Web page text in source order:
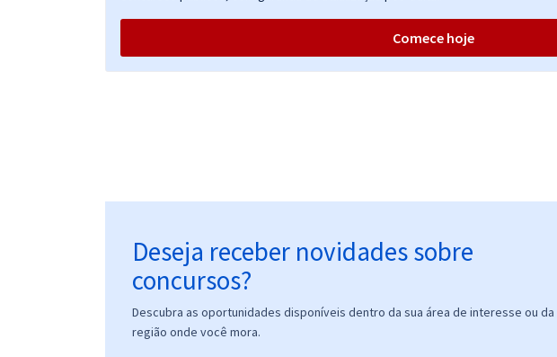
Comece hoje
Deseja receber novidades sobre
concursos?
Descubra as oportunidades disponíveis dentro da sua área de interesse ou da
região onde você mora.